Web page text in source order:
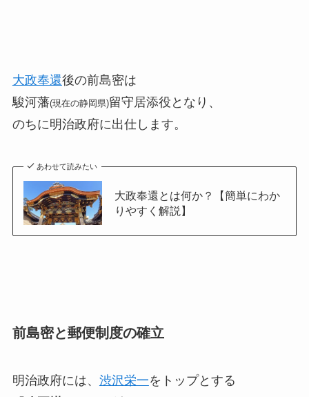
大政奉還後の前島密は
駿河藩(現在の静岡県)留守居添役となり、
のちに明治政府に出仕します。
あわせて読みたい
大政奉還とは何か？【簡単にわか
りやすく解説】
前島密と郵便制度の確立
明治政府には、 渋沢栄一をトップとする